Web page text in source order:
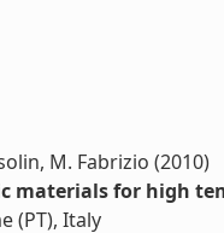
M. Fabrizio (2010)
materials for high
(PT), Italy